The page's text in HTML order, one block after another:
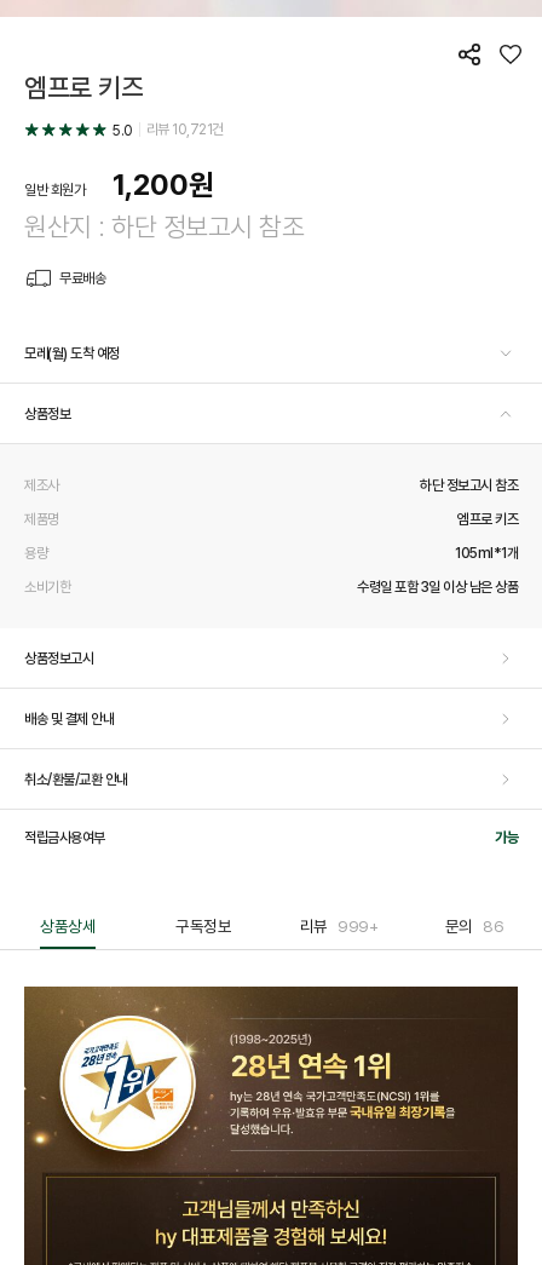
공
좋
엠프로 키즈
5.0 리뷰10,721건
일반 회원가 1,200원
원산지 : 하단 정보고시 참조
무료배송
모레(월) 도착 예정
상품정보
제조사
하단 정보고시 참조
제품명
엠프로 키즈
용량
105ml*1개
소비기한
수령일 포함 3일 이상 남은 상품
상품정보고시
배송 및 결제 안내
취소/환불/교환 안내
적립금사용여부 가능
상품상세 구독정보 리뷰 999+ 문의 86